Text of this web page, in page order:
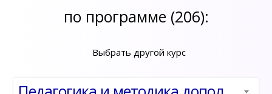
по программе (206):
Выбрать другой курс